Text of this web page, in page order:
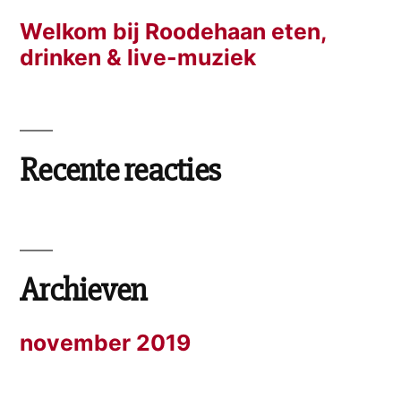
Welkom bij Roodehaan eten,
drinken & live-muziek
Recente reacties
Archieven
november 2019